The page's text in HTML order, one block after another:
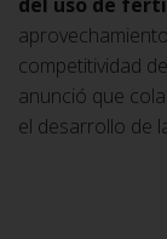
competitividad
anunció que
el desarrollo de